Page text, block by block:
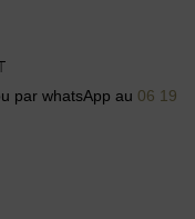
par whatsApp au 06 19